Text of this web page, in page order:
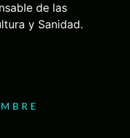
de las
y Sanidad.